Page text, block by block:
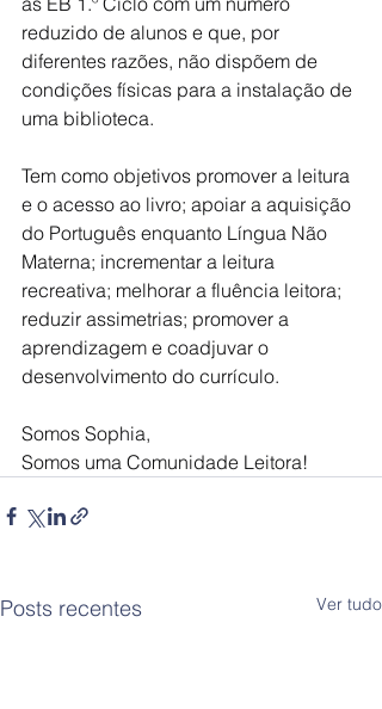
reduzido de alunos e que, por
diferentes razões, não dispõem de
condições físicas para a instalação de
uma biblioteca.
Tem como objetivos promover a leitura
e o acesso ao livro; apoiar a aquisição
do Português enquanto Língua Não
Materna; incrementar a leitura
recreativa; melhorar a fluência leitora;
reduzir assimetrias; promover a
aprendizagem e coadjuvar o
desenvolvimento do currículo.
Somos Sophia,
Somos uma Comunidade Leitora!
Posts recentes Ver tudo